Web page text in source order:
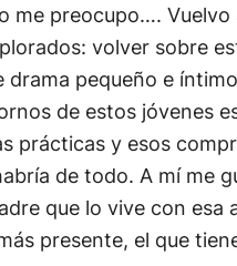
me preocupo…. Vuelvo
volver sobre
drama pequeño e
de estos jóvenes
prácticas y esos
de todo. A mí me
que lo vive con esa
presente, el que